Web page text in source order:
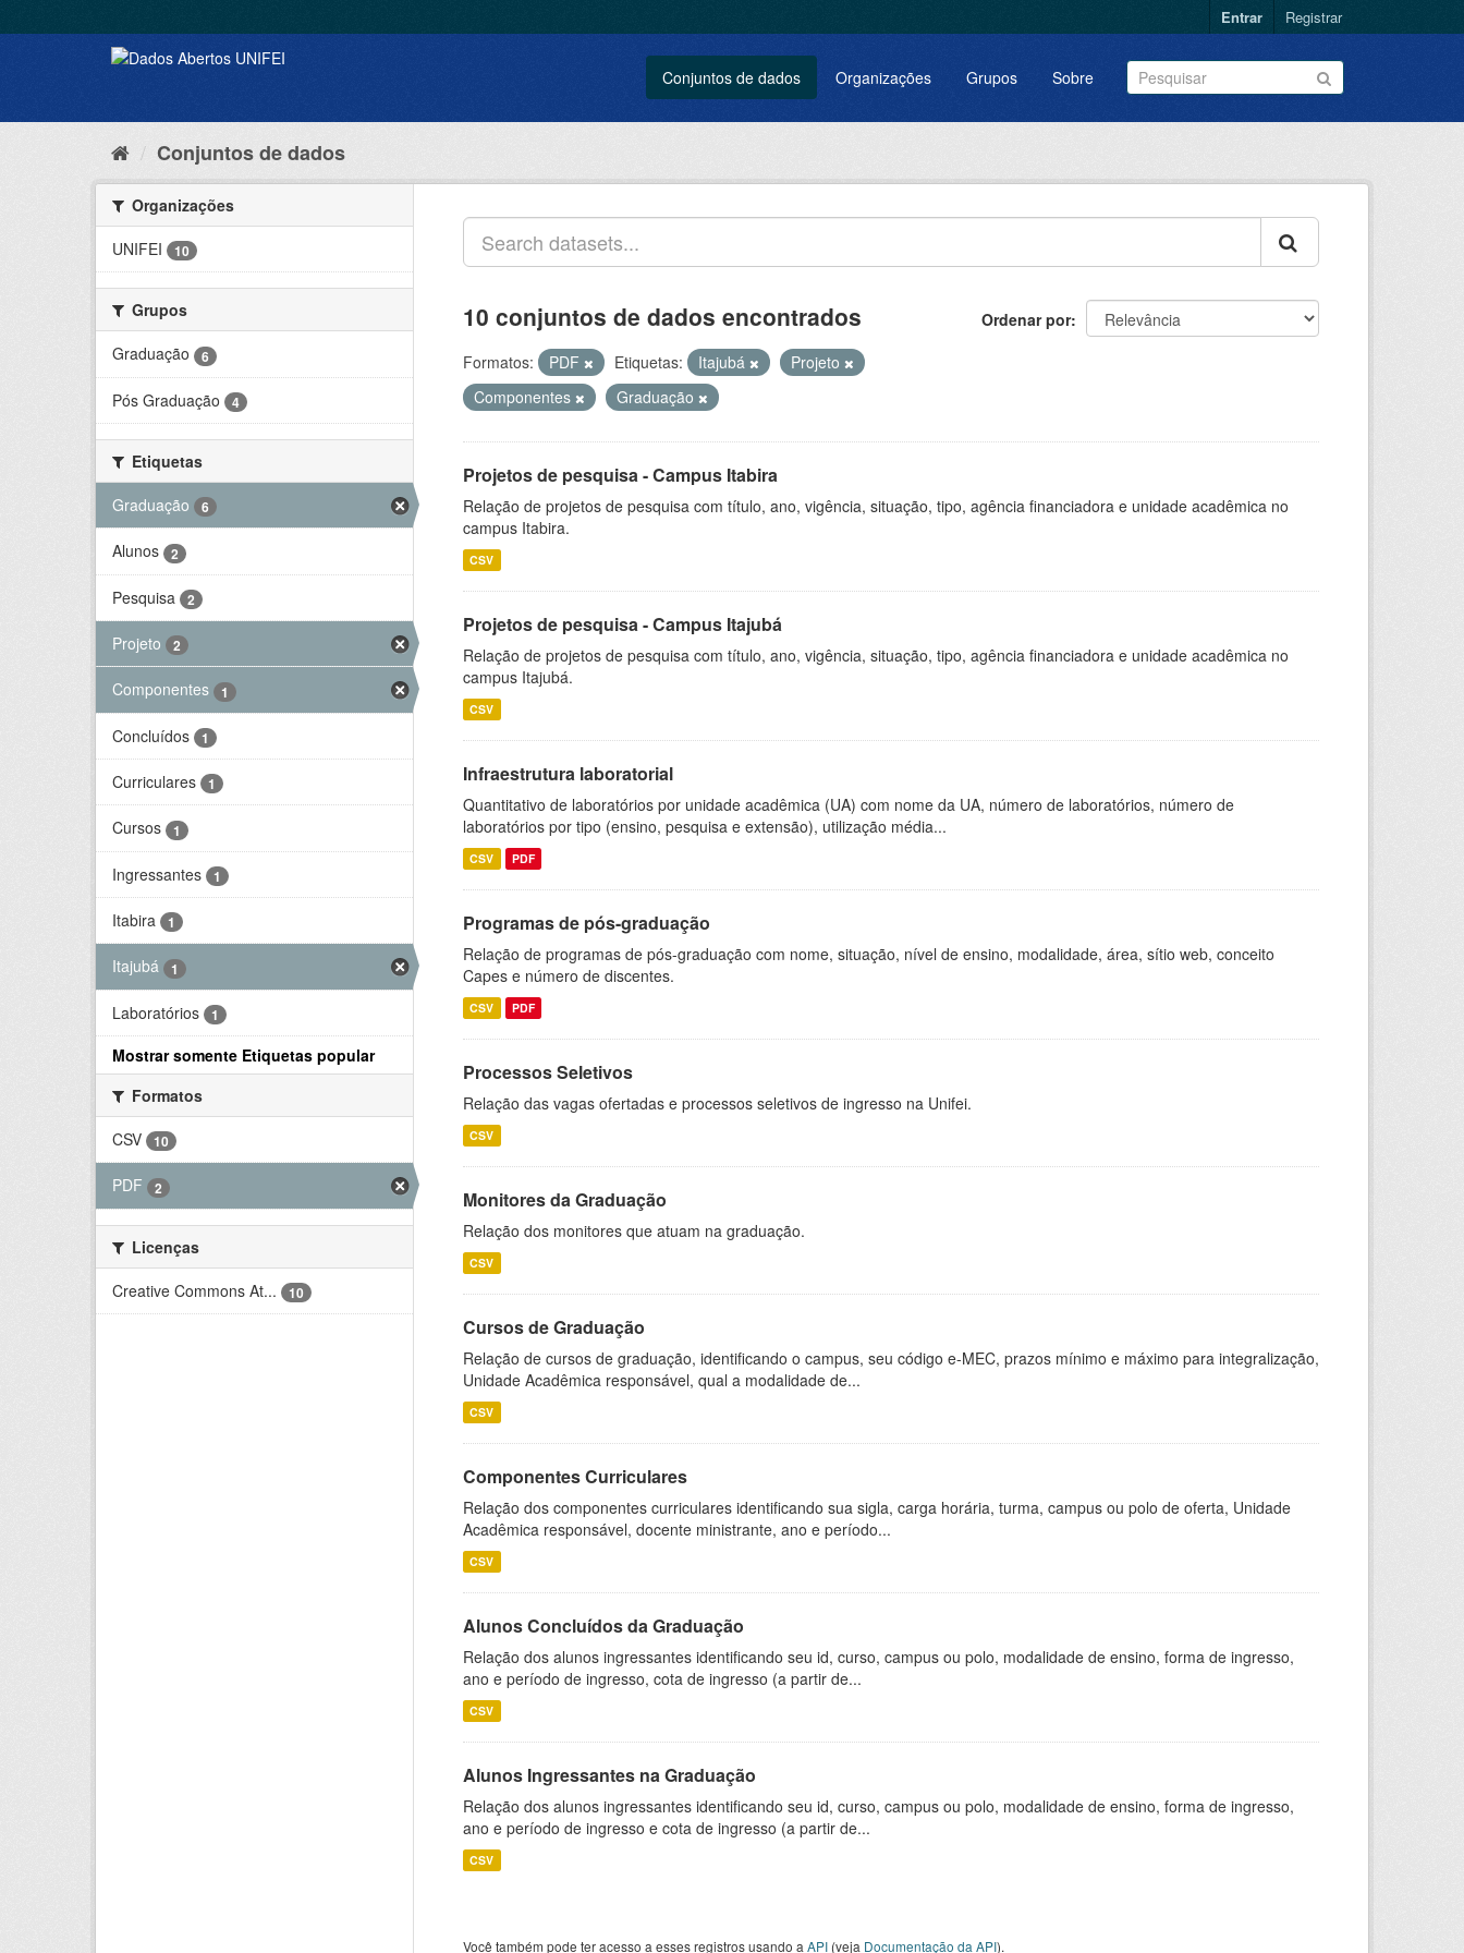
Entrar Registrar
Conjuntos de dados Organizações Grupos Sobre
Conjuntos de dados
Organizações
UNIFEI
10
Grupos
Graduação
6
Pós Graduação 4
Etiquetas
Graduação
6
Alunos 2
Pesquisa 2
Projeto 2
Componentes 1
Concluídos 1
Curriculares 1
Cursos 1
Ingressantes 1
Itabira 1
Itajubá 1
Laboratórios 1
Mostrar somente Etiquetas popular
Formatos
CSV
10
PDF 2
Licenças
Creative Commons At...
10
Ordenar por
10 conjuntos de dados encontrados
Formatos: PDF Etiquetas: Itajubá
Projeto
Componentes
Graduação
Projetos de pesquisa - Campus Itabira
Relação de projetos de pesquisa com título, ano, vigência, situação, tipo, agência financiadora e unidade acadêmica no
campus Itabira.
CSV
Projetos de pesquisa - Campus Itajubá
Relação de projetos de pesquisa com título, ano, vigência, situação, tipo, agência financiadora e unidade acadêmica no
campus Itajubá.
CSV
Infraestrutura laboratorial
Quantitativo de laboratórios por unidade acadêmica (UA) com nome da UA, número de laboratórios, número de
laboratórios por tipo (ensino, pesquisa e extensão), utilização média...
CSV PDF
Programas de pós-graduação
Relação de programas de pós-graduação com nome, situação, nível de ensino, modalidade, área, sítio web, conceito
Capes e número de discentes.
CSV PDF
Processos Seletivos
Relação das vagas ofertadas e processos seletivos de ingresso na Unifei.
CSV
Monitores da Graduação
Relação dos monitores que atuam na graduação.
CSV
Cursos de Graduação
Relação de cursos de graduação, identificando o campus, seu código e-MEC, prazos mínimo e máximo para integralização,
Unidade Acadêmica responsável, qual a modalidade de...
CSV
Componentes Curriculares
Relação dos componentes curriculares identificando sua sigla, carga horária, turma, campus ou polo de oferta, Unidade
Acadêmica responsável, docente ministrante, ano e período...
CSV
Alunos Concluídos da Graduação
Relação dos alunos ingressantes identificando seu id, curso, campus ou polo, modalidade de ensino, forma de ingresso,
ano e período de ingresso, cota de ingresso (a partir de...
CSV
Alunos Ingressantes na Graduação
Relação dos alunos ingressantes identificando seu id, curso, campus ou polo, modalidade de ensino, forma de ingresso,
ano e período de ingresso e cota de ingresso (a partir de...
CSV
Você também pode ter acesso a esses registros usando a API (veja Documentação da API).